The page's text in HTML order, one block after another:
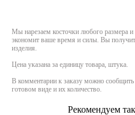
Мы нарезаем косточки любого размера
экономит ваше время и силы. Вы
изделия.
Цена указана за единицу товара, штука.
В комментарии к заказу можно
готовом виде и их количество.
Рекомендуем